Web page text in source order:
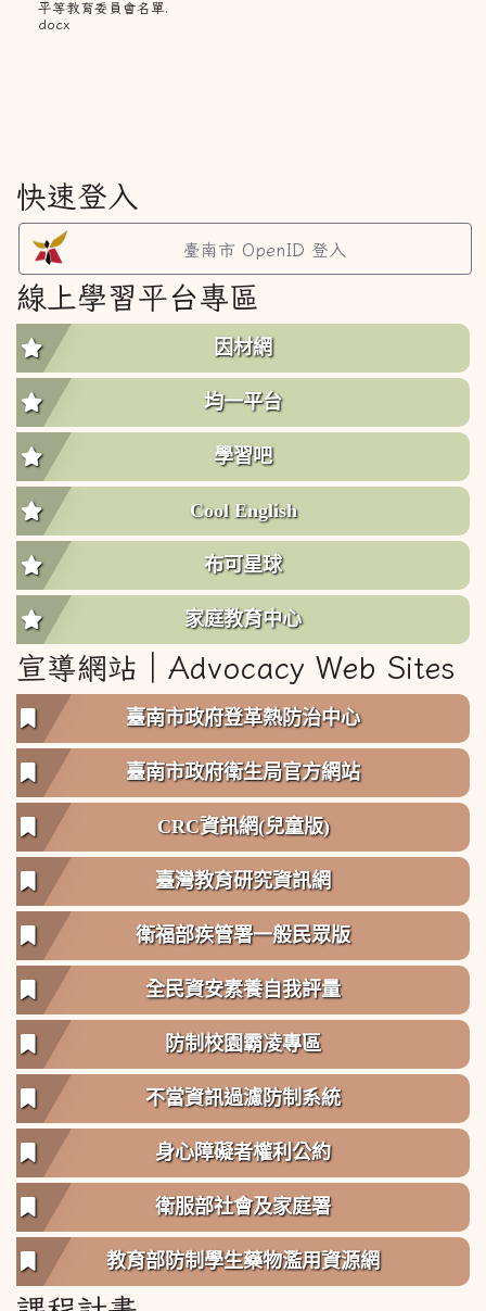
平等教育委員會名單.
docx
快速登入
臺南市 OpenID 登入
線上學習平台專區
因材網
均一平台
學習吧
Cool English
布可星球
家庭教育中心
宣導網站︱Advocacy Web Sites
臺南市政府登革熱防治中心
臺南市政府衛生局官方網站
CRC資訊網(兒童版)
臺灣教育研究資訊網
衛福部疾管署一般民眾版
全民資安素養自我評量
防制校園霸凌專區
不當資訊過濾防制系統
身心障礙者權利公約
衛服部社會及家庭署
教育部防制學生藥物濫用資源網